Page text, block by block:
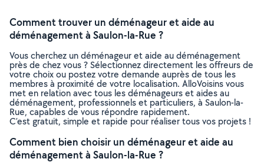
Comment trouver un déménageur et aide au
déménagement à Saulon-la-Rue ?
Vous cherchez un déménageur et aide au déménagement
près de chez vous ? Sélectionnez directement les offreurs de
votre choix ou postez votre demande auprès de tous les
membres à proximité de votre localisation. AlloVoisins vous
met en relation avec tous les déménageurs et aides au
déménagement, professionnels et particuliers, à Saulon-la-
Rue, capables de vous répondre rapidement.
C’est gratuit, simple et rapide pour réaliser tous vos projets !
Comment bien choisir un déménageur et aide au
déménagement à Saulon-la-Rue ?